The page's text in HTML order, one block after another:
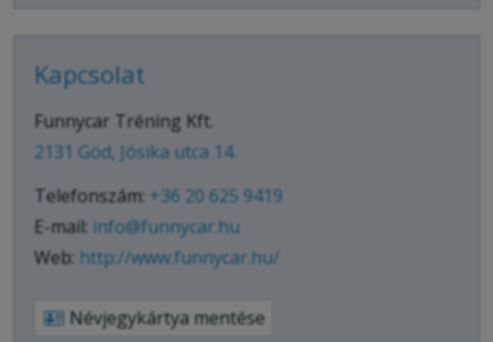
Kapcsolat
Funnycar Tréning Kft.
2131 Göd, Jósika utca 14.
Telefonszám: +36 20 625 9419
E-mail: info@funnycar.hu
Web: http://www.funnycar.hu/
Névjegykártya mentése